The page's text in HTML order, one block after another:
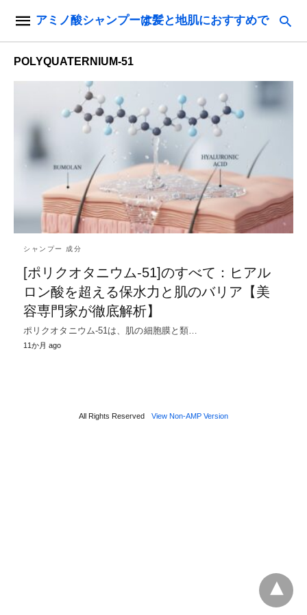
アミノ酸シャンプーは髪と地肌におすすめです。
POLYQUATERNIUM-51
シャンプー 成分
[ポリクオタニウム-51]のすべて：ヒアル
ロン酸を超える保水力と肌のバリア【美
容専門家が徹底解析】
ポリクオタニウム-51は、肌の細胞膜と類…
11か月 ago
All Rights Reserved View Non-AMP Version